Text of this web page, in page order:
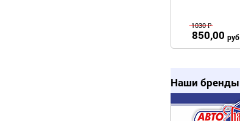
1030 ₽
850,00 руб
Наши бренды